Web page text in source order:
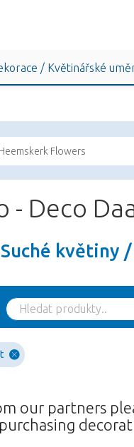
/ Květinářské
Flowers
- Deco
Suché květiny
our partners